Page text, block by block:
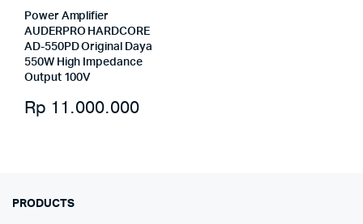
Power Amplifier
AUDERPRO HARDCORE
AD-550PD Original Daya
550W High Impedance
Output 100V
Rp 11.000.000
PRODUCTS